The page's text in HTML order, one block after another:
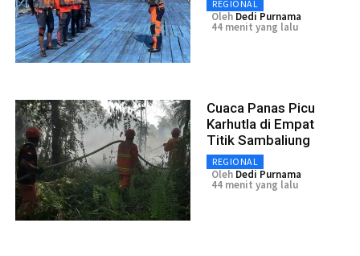
REGIONAL
Oleh Dedi Purnama
44 menit yang lalu
Cuaca Panas Picu
Karhutla di Empat
Titik Sambaliung
REGIONAL
Oleh Dedi Purnama
44 menit yang lalu